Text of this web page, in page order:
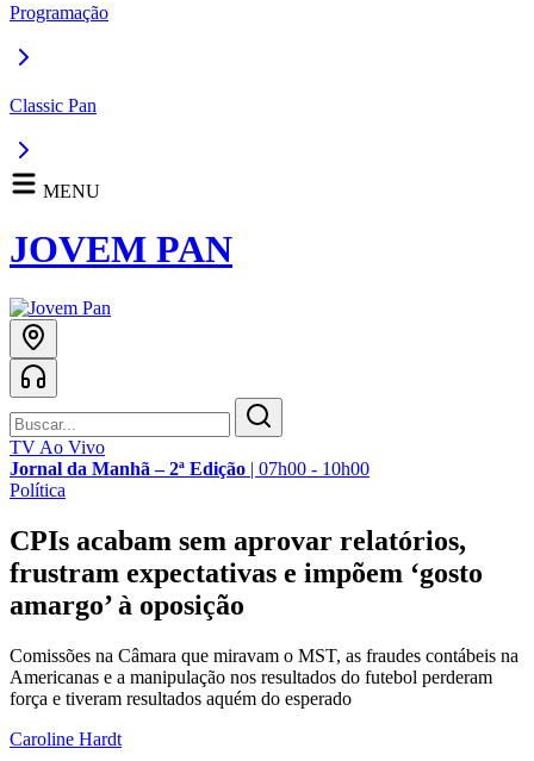
Programação
Classic Pan
MENU
JOVEM PAN
TV Ao Vivo
Jornal da Manhã – 2ª Edição | 07h00 - 10h00
Política
CPIs acabam sem aprovar relatórios,
frustram expectativas e impõem ‘gosto
amargo’ à oposição
Comissões na Câmara que miravam o MST, as fraudes contábeis na
Americanas e a manipulação nos resultados do futebol perderam
força e tiveram resultados aquém do esperado
Caroline Hardt